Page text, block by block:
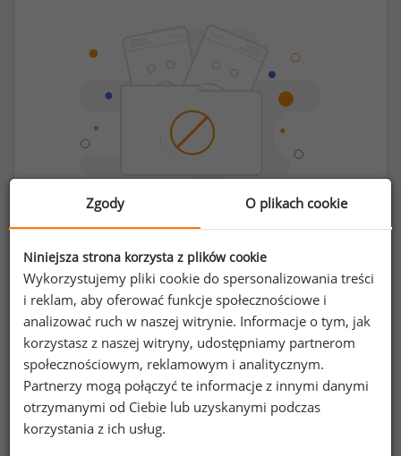
Chcesz porównać swoje zarobki z innymi?
Sprawdź ile powinieneś zarabiać
Szczegółowe dane o wynagrodzeniach na 840
Zgody O plikach cookie
Niniejsza strona korzysta z plików cookie
Wykorzystujemy pliki cookie do spersonalizowania treści
i reklam, aby oferować funkcje społecznościowe i
analizować ruch w naszej witrynie. Informacje o tym, jak
korzystasz z naszej witryny, udostępniamy partnerom
społecznościowym, reklamowym i analitycznym.
Partnerzy mogą połączyć te informacje z innymi danymi
otrzymanymi od Ciebie lub uzyskanymi podczas
korzystania z ich usług.